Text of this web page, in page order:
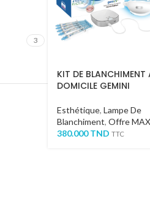
3
KIT DE BLANCHIMENT
DOMICILE GEMINI
Esthétique, Lampe De
Blanchiment, Offre
380.000TND TTC